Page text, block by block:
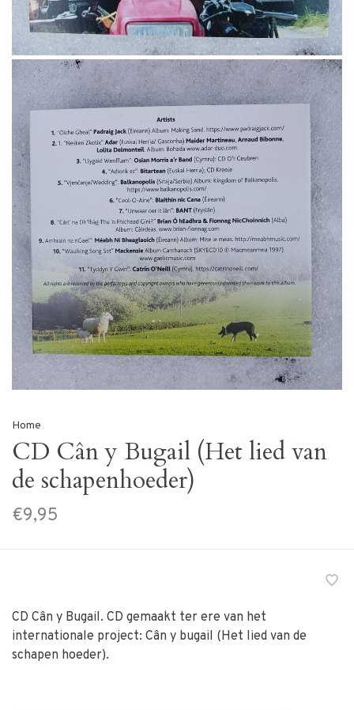
Home
CD Cân y Bugail (Het lied van
de schapenhoeder)
€9,95
CD Cân y Bugail. CD gemaakt ter ere van het
internationale project: Cân y bugail (Het lied van de
schapen hoeder).